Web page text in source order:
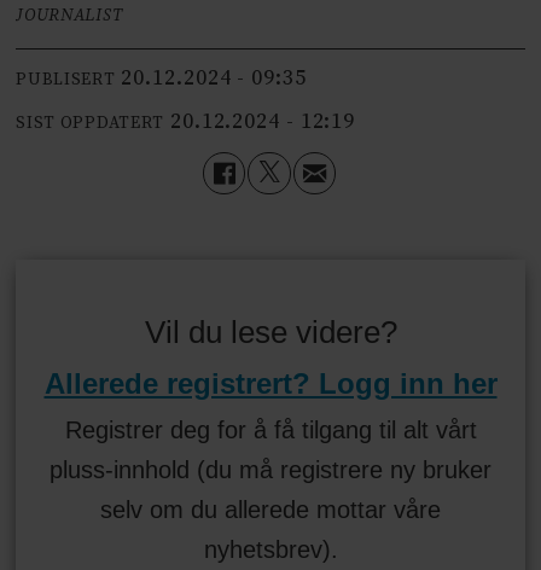
JOURNALIST
PUBLISERT 20.12.2024 - 09:35
SIST OPPDATERT 20.12.2024 - 12:19
Vil du lese videre?
Allerede registrert? Logg inn her
Registrer deg for å få tilgang til alt vårt
pluss-innhold (du må registrere ny bruker
selv om du allerede mottar våre
nyhetsbrev).